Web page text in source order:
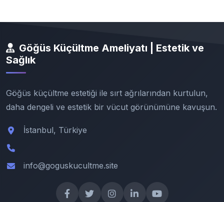
Göğüs Küçültme Ameliyatı | Estetik ve
Sağlık
Göğüs küçültme estetiği ile sırt ağrılarından kurtulun,
daha dengeli ve estetik bir vücut görünümüne kavuşun.
İstanbul, Türkiye
info@goguskucultme.site